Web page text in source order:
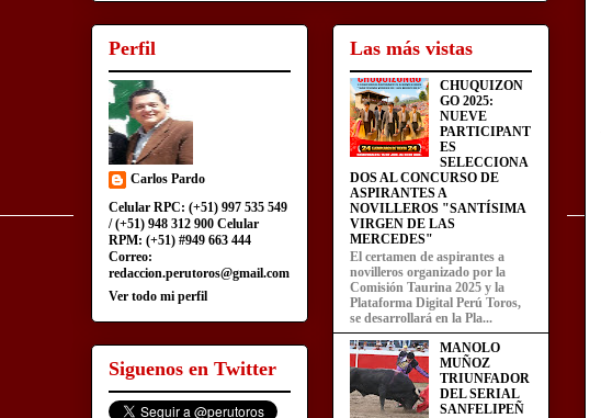
Perfil
Carlos Pardo
Celular RPC: (+51) 997 535 549
/ (+51) 948 312 900 Celular
RPM: (+51) #949 663 444
Correo:
redaccion.perutoros@gmail.com
Ver todo mi perfil
Siguenos en Twitter
Las más vistas
CHUQUIZON
GO 2025:
NUEVE
PARTICIPANT
ES
SELECCIONA
DOS AL CONCURSO DE
ASPIRANTES A
NOVILLEROS "SANTÍSIMA
VIRGEN DE LAS
MERCEDES"
El certamen de aspirantes a
novilleros organizado por la
Comisión Taurina 2025 y la
Plataforma Digital Perú Toros,
se desarrollará en la Pla...
MANOLO
MUÑOZ
TRIUNFADOR
DEL SERIAL
SANFELIPEÑ